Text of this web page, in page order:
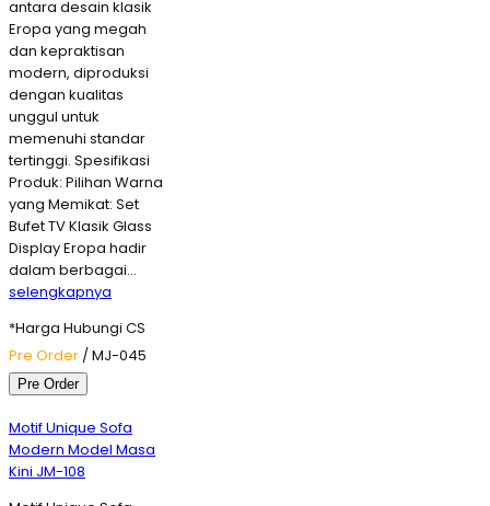
antara desain klasik
Eropa yang megah
dan kepraktisan
modern, diproduksi
dengan kualitas
unggul untuk
memenuhi standar
tertinggi. Spesifikasi
Produk: Pilihan Warna
yang Memikat: Set
Bufet TV Klasik Glass
Display Eropa hadir
dalam berbagai…
selengkapnya
*Harga Hubungi CS
Pre Order / MJ-045
Pre Order
Motif Unique Sofa
Modern Model Masa
Kini JM-108